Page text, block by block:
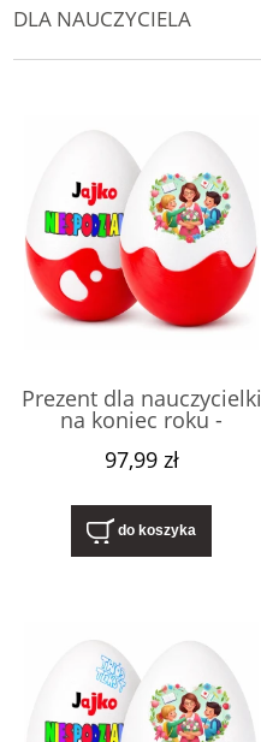
DLA NAUCZYCIELA
Prezent dla nauczycielki
na koniec roku -
Dzień Nauczyciela.
wychowawczyni na
zakończenie
przedszkola, pudełko
97,99 zł
do koszyka